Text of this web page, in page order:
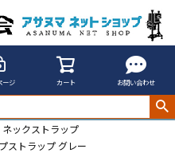
ージ カート お問い合わせ
ネックストラップ
ストラップ グレー